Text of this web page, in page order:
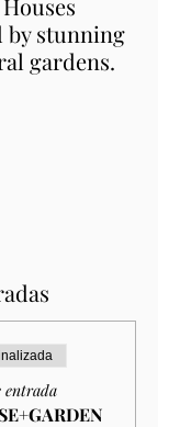
stunning
gardens.
entrada